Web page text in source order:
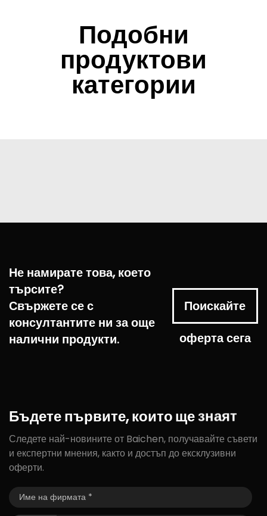
Подобни
продуктови
категории
Не намирате това, което
търсите?
Свържете се с
консултантите ни за още
налични продукти.
Поискайте
оферта сега
Бъдетепървите,коитощезнаят
Следете най-новините от Baichen, получавайте съвети
и експертни мнения, както и достъп до ексклузивни
оферти.